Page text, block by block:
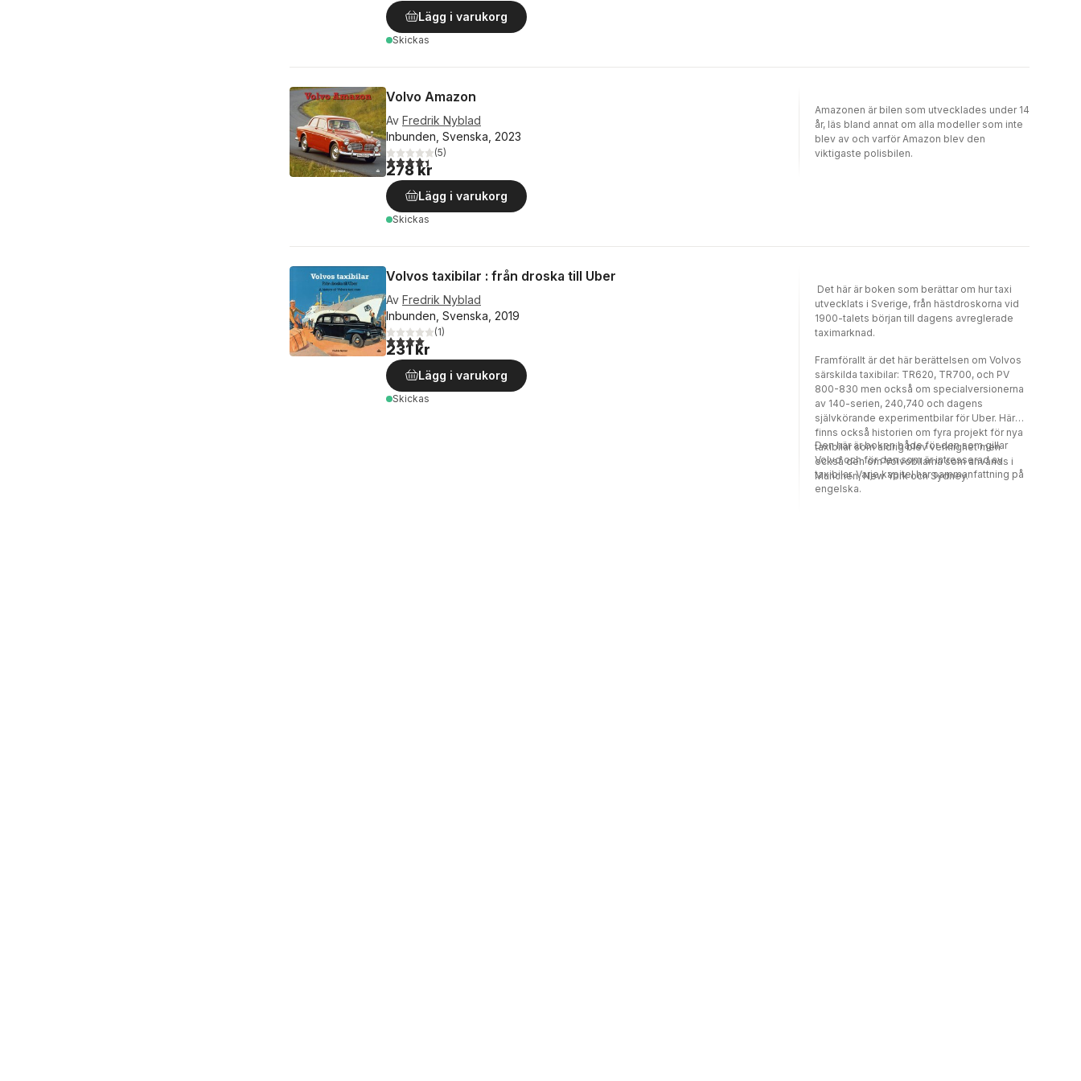
Lägg i varukorg
Skickas
Volvo Amazon
Av Fredrik Nyblad
Inbunden, Svenska, 2023
4,4utav 5 stjärnor. Totalt antal röster:
(5)
278 kr
Lägg i varukorg
Skickas
Amazonen är bilen som utvecklades under 14
år, läs bland annat om alla modeller som inte
blev av och varför Amazon blev den
viktigaste polisbilen.
Volvos taxibilar : från droska till Uber
Av Fredrik Nyblad
Inbunden, Svenska, 2019
4,0utav 5 stjärnor. Totalt antal röster:
(1)
231 kr
Lägg i varukorg
Skickas
Det här är boken som berättar om hur taxi
utvecklats i Sverige, från hästdroskorna vid
1900-talets början till dagens avreglerade
taximarknad.
Framförallt är det här berättelsen om Volvos
särskilda taxibilar: TR620, TR700, och PV
800-830 men också om specialversionerna
av 140-serien, 240,740 och dagens
självkörande experimentbilar för Uber. Här
finns också historien om fyra projekt för nya
taxibilar som aldrig blev verklighet men
också den om Volvobilarna som används i
Munchen, New York och Sydney.
Den här är boken både för den som gillar
Volvo och för den som är intresserad av
taxibilar. Varje kapitel har sammanfattning på
engelska.